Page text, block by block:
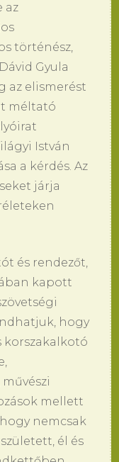
az
történész,
Gyula
az elismerést
méltató
István
a kérdés. Az
járja
és rendezőt,
kapott
hogy
korszakalkotó
mellett
nemcsak
él és